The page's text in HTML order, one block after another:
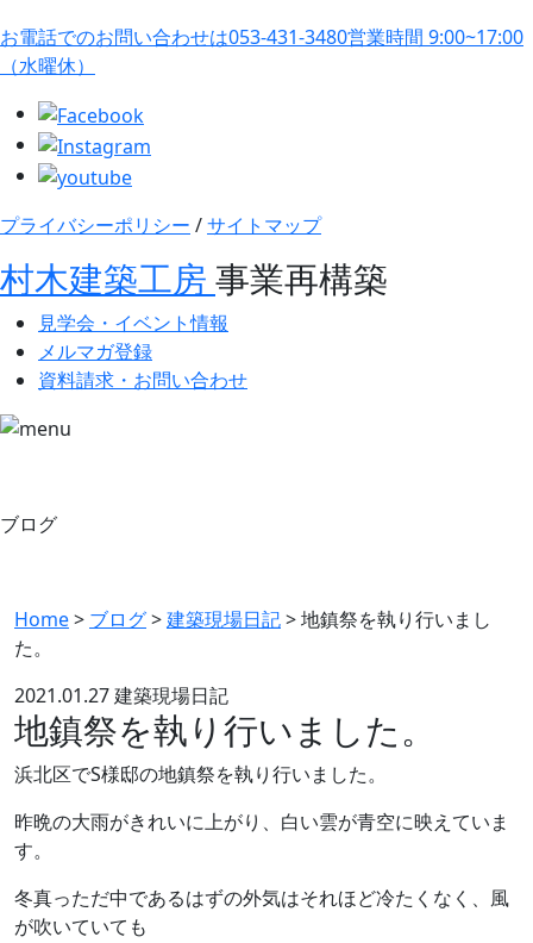
お電話でのお問い合わせは053-431-3480営業時間 9:00~17:00
（水曜休）
プライバシーポリシー /サイトマップ
村木建築工房 事業再構築
見学会・イベント情報
メルマガ登録
資料請求・お問い合わせ
ブログ
Home> ブログ>建築現場日記>地鎮祭を執り行いまし
た。
2021.01.27建築現場日記
地鎮祭を執り行いました。
浜北区でS様邸の地鎮祭を執り行いました。
昨晩の大雨がきれいに上がり、白い雲が青空に映えていま
す。
冬真っただ中であるはずの外気はそれほど冷たくなく、風
が吹いていても